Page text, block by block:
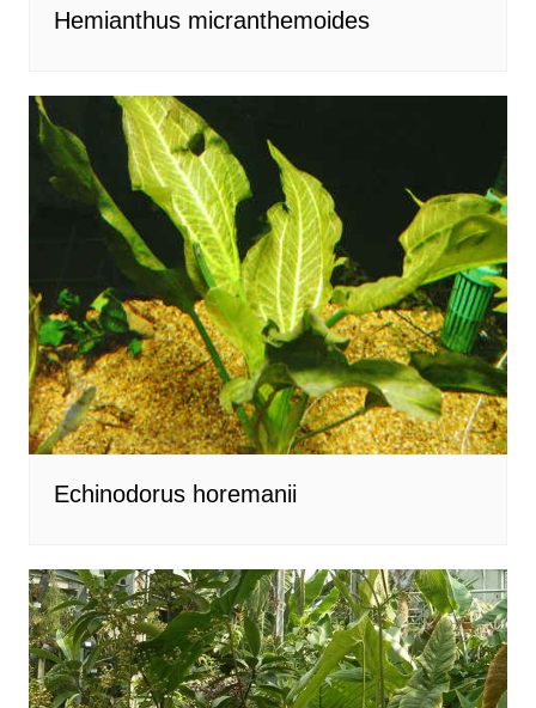
Hemianthus micranthemoides
Echinodorus horemanii